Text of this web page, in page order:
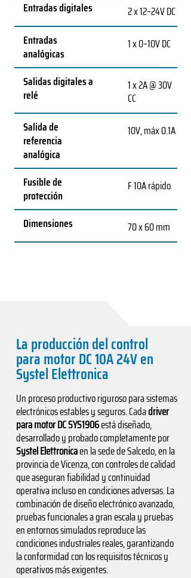
Entradas digitales 2 x 12–24V DC
Entradas
analógicas
1 x 0–10V DC
Salidas digitales a
relé
1 x 2A @ 30V
CC
Salida de
referencia
analógica
10V, máx 0.1A
Fusible de
protección
F 10A rápido
Dimensiones 70 x 60 mm
La producción del control
para motor DC 10A 24V en
Systel Elettronica
Un proceso productivo riguroso para sistemas
electrónicos estables y seguros. Cadadriver
para motor DC SYS1906está diseñado,
desarrollado y probado completamente por
Systel Elettronicaen la sede de Salcedo, en la
provincia de Vicenza, con controles de calidad
que aseguran fiabilidad y continuidad
operativa incluso en condiciones adversas. La
combinación de diseño electrónico avanzado,
pruebas funcionales a gran escala y pruebas
en entornos simulados reproduce las
condiciones industriales reales, garantizando
la conformidad con los requisitos técnicos y
operativos más exigentes.